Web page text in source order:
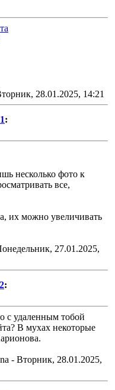
28.01.2025, 14:21
:
несколько фото к
все,
их можно увеличивать
27.01.2025,
:
с удаленным тобой
В мухах некоторые
- Вторник, 28.01.2025,